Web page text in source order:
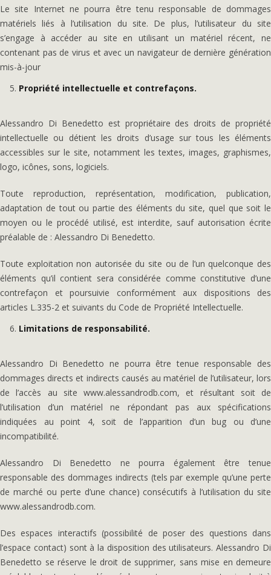
Le site Internet ne pourra être tenu responsable de dommages
matériels liés à l’utilisation du site. De plus, l’utilisateur du site
s’engage à accéder au site en utilisant un matériel récent, ne
contenant pas de virus et avec un navigateur de dernière génération
mis-à-jour
Propriété intellectuelle et contrefaçons.
Alessandro Di Benedetto est propriétaire des droits de propriété
intellectuelle ou détient les droits d’usage sur tous les éléments
accessibles sur le site, notamment les textes, images, graphismes,
logo, icônes, sons, logiciels.
Toute reproduction, représentation, modification, publication,
adaptation de tout ou partie des éléments du site, quel que soit le
moyen ou le procédé utilisé, est interdite, sauf autorisation écrite
préalable de : Alessandro Di Benedetto.
Toute exploitation non autorisée du site ou de l’un quelconque des
éléments qu’il contient sera considérée comme constitutive d’une
contrefaçon et poursuivie conformément aux dispositions des
articles L.335-2 et suivants du Code de Propriété Intellectuelle.
Limitations de responsabilité.
Alessandro Di Benedetto ne pourra être tenue responsable des
dommages directs et indirects causés au matériel de l’utilisateur, lors
de l’accès au site www.alessandrodb.com, et résultant soit de
l’utilisation d’un matériel ne répondant pas aux spécifications
indiquées au point 4, soit de l’apparition d’un bug ou d’une
incompatibilité.
Alessandro Di Benedetto ne pourra également être tenue
responsable des dommages indirects (tels par exemple qu’une perte
de marché ou perte d’une chance) consécutifs à l’utilisation du site
www.alessandrodb.com.
Des espaces interactifs (possibilité de poser des questions dans
l’espace contact) sont à la disposition des utilisateurs. Alessandro Di
Benedetto se réserve le droit de supprimer, sans mise en demeure